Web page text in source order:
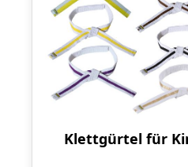
Klettgürtel für